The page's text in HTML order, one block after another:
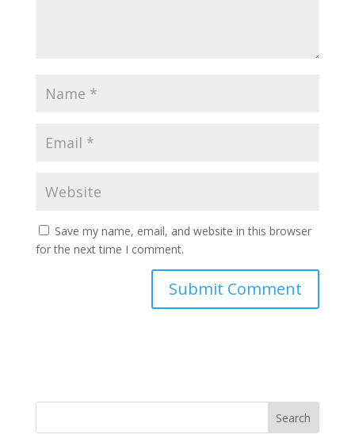
Save my name, email, and website in this browser
for the next time I comment.